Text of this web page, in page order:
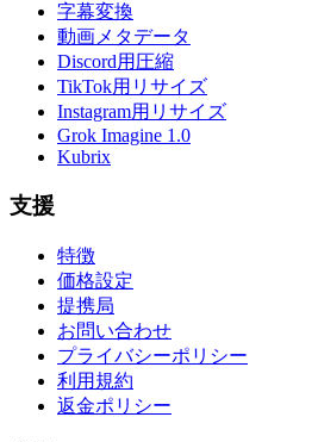
字幕変換
動画メタデータ
Discord用圧縮
TikTok用リサイズ
Instagram用リサイズ
Grok Imagine 1.0
Kubrix
支援
特徴
価格設定
提携局
お問い合わせ
プライバシーポリシー
利用規約
返金ポリシー